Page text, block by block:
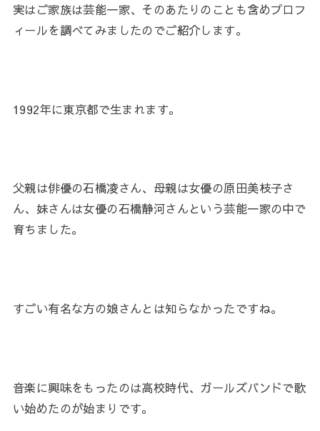
実はご家族は芸能一家、そのあたりのことも含めプロフ
ィールを調べてみましたのでご紹介します。
1992年に東京都で生まれます。
父親は俳優の石橋凌さん、母親は女優の原田美枝子さ
ん、妹さんは女優の石橋静河さんという芸能一家の中で
育ちました。
すごい有名な方の娘さんとは知らなかったですね。
音楽に興味をもったのは高校時代、ガールズバンドで歌
い始めたのが始まりです。